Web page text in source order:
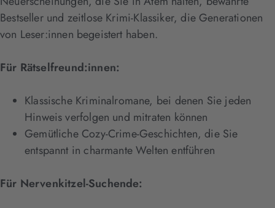
Bestseller und zeitlose Krimi-Klassiker, die Generationen
von Leser:innen begeistert haben.
Für Rätselfreund:innen:
Klassische Kriminalromane, bei denen Sie jeden
Hinweis verfolgen und mitraten können
Gemütliche Cozy-Crime-Geschichten, die Sie
entspannt in charmante Welten entführen
Für Nervenkitzel-Suchende: